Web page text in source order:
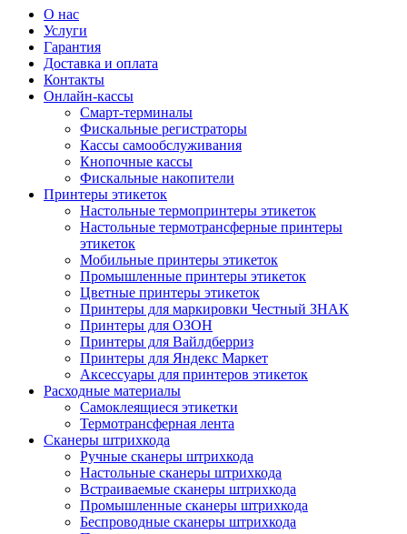
О нас
Услуги
Гарантия
Доставка и оплата
Контакты
Онлайн-кассы
Смарт-терминалы
Фискальные регистраторы
Кассы самообслуживания
Кнопочные кассы
Фискальные накопители
Принтеры этикеток
Настольные термопринтеры этикеток
Настольные термотрансферные принтеры
этикеток
Мобильные принтеры этикеток
Промышленные принтеры этикеток
Цветные принтеры этикеток
Принтеры для маркировки Честный ЗНАК
Принтеры для ОЗОН
Принтеры для Вайлдберриз
Принтеры для Яндекс Маркет
Аксессуары для принтеров этикеток
Расходные материалы
Самоклеящиеся этикетки
Термотрансферная лента
Сканеры штрихкода
Ручные сканеры штрихкода
Настольные сканеры штрихкода
Встраиваемые сканеры штрихкода
Промышленные сканеры штрихкода
Беспроводные сканеры штрихкода